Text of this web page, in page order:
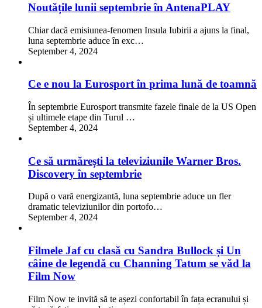
Noutățile lunii septembrie în AntenaPLAY
Chiar dacă emisiunea-fenomen Insula Iubirii a ajuns la final,
luna septembrie aduce în exc…
September 4, 2024
Ce e nou la Eurosport în prima lună de toamnă
În septembrie Eurosport transmite fazele finale de la US Open
și ultimele etape din Turul …
September 4, 2024
Ce să urmărești la televiziunile Warner Bros.
Discovery în septembrie
După o vară energizantă, luna septembrie aduce un fler
dramatic televiziunilor din portofo…
September 4, 2024
Filmele Jaf cu clasă cu Sandra Bullock și Un
câine de legendă cu Channing Tatum se văd la
Film Now
Film Now te invită să te așezi confortabil în fața ecranului și